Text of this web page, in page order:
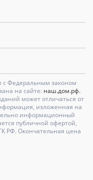
с Федеральным законом
на сайте: наш.дом.рф.
может отличаться от
изложенная на
информационный
публичной офертой,
РФ. Окончательная цена